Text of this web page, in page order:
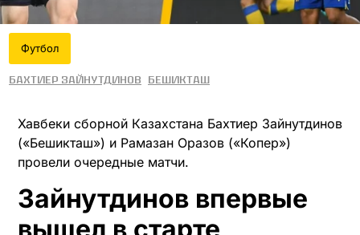
Футбол
Бахтиер Зайнутдинов Бешикташ
Хавбеки сборной Казахстана Бахтиер Зайнутдинов
(«Бешикташ») и Рамазан Оразов («Копер»)
провели очередные матчи.
Зайнутдинов впервые
вышел в старте